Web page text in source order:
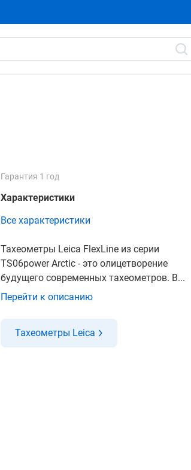
Гарантия 1 год
Характеристики
Все характеристики
Тахеометры Leica FlexLine из серии
TS06power Arctic - это олицетворение
будущего современных тахеометров. В...
Перейти к описанию
Тахеометры Leica